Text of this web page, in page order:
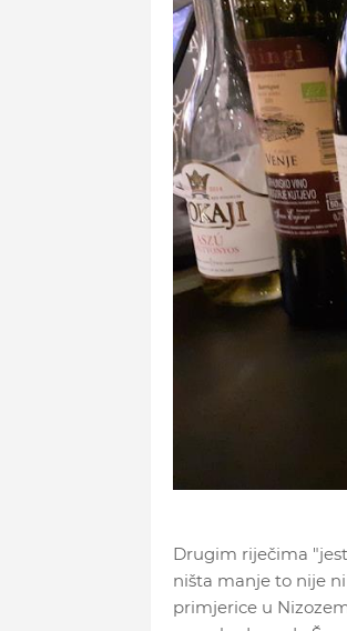
Drugim riječima
ništa manje to nije
primjerice u